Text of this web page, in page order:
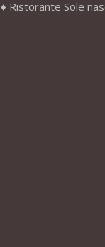
Ristorante Sole